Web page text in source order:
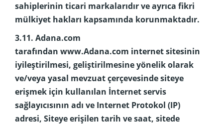
sahiplerinin ticari markalarıdır ve ayrıca fikri
mülkiyet hakları kapsamında korunmaktadır.
3.11. Adana.com
tarafından www.Adana.com internet sitesinin
iyileştirilmesi, geliştirilmesine yönelik olarak
ve/veya yasal mevzuat çerçevesinde siteye
erişmek için kullanılan İnternet servis
sağlayıcısının adı ve Internet Protokol (IP)
adresi, Siteye erişilen tarih ve saat, sitede